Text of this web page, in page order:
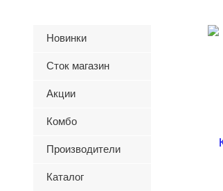
Новинки
Сток магазин
Акции
Комбо
Производители
Каталог